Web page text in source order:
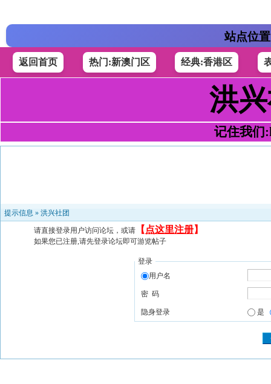
站点位
返回首页 热门:新澳门区 经典:香港区
洪
记住我们
提示信息 » 洪兴社团
请直接登录用户访问论坛，或请 【 点这里注册】
如果您已注册,请先登录论坛即可游览帖子
登录
用户名
密 码
隐身登录 是